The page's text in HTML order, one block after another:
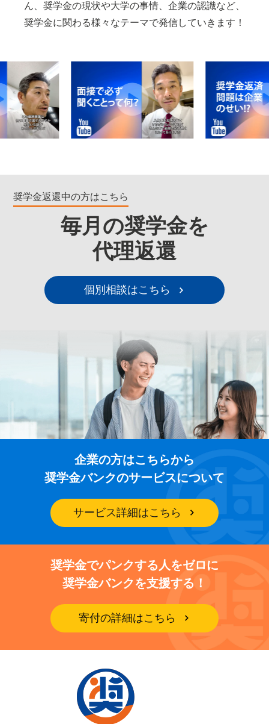
ん、奨学金の現状や大学の事情、企業の認識など、
奨学金に関わる様々なテーマで発信していきます！
奨学金返還中の方はこちら
毎月の奨学金を
代理返還
個別相談はこちら
企業の方はこちらから
奨学金バンクのサービスについて
サービス詳細はこちら
奨学金でパンクする人をゼロに
奨学金バンクを支援する！
寄付の詳細はこちら